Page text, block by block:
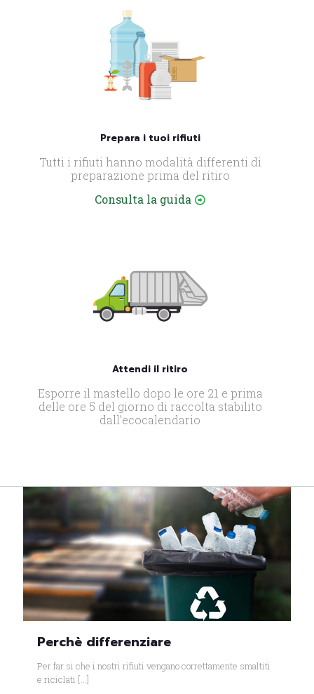
Prepara i tuoi rifiuti
Tutti i rifiuti hanno modalità differenti di
preparazione prima del ritiro
Consulta la guida
Attendi il ritiro
Esporre il mastello dopo le ore 21 e prima
delle ore 5 del giorno di raccolta stabilito
dall’ecocalendario
Perchè differenziare
Per far si che i nostri rifiuti vengano correttamente smaltiti
e riciclati […]